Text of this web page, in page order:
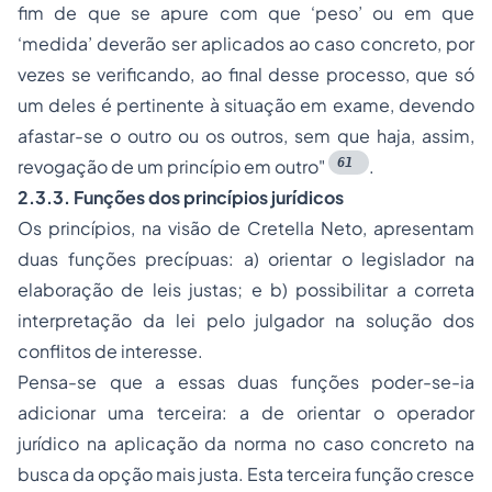
fim de que se apure com que ‘peso’ ou em que
‘medida’ deverão ser aplicados ao caso concreto, por
vezes se verificando, ao final desse processo, que só
um deles é pertinente à situação em exame, devendo
afastar-se o outro ou os outros, sem que haja, assim,
revogação de um princípio em outro"
61
.
2.3.3. Funções dos princípios jurídicos
Os princípios, na visão de Cretella Neto, apresentam
duas funções precípuas: a) orientar o legislador na
elaboração de leis justas; e b) possibilitar a correta
interpretação da lei pelo julgador na solução dos
conflitos de interesse.
Pensa-se que a essas duas funções poder-se-ia
adicionar uma terceira: a de orientar o operador
jurídico na aplicação da norma no caso concreto na
busca da opção mais justa. Esta terceira função cresce